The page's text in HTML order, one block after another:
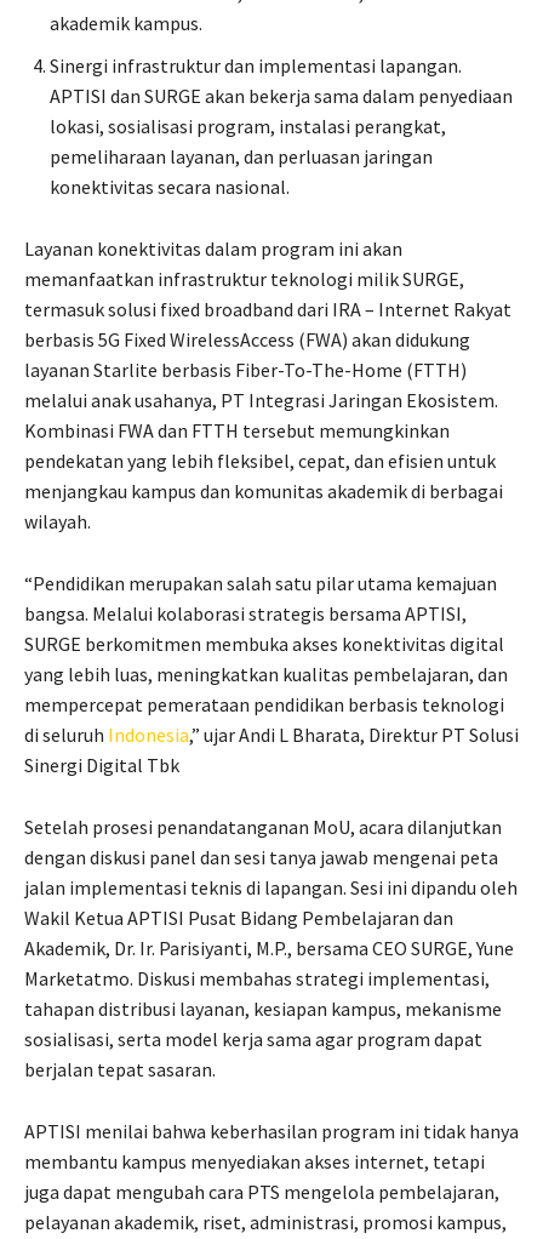
akademik kampus.
Sinergi infrastruktur dan implementasi lapangan.
APTISI dan SURGE akan bekerja sama dalam penyediaan
lokasi, sosialisasi program, instalasi perangkat,
pemeliharaan layanan, dan perluasan jaringan
konektivitas secara nasional.
Layanan konektivitas dalam program ini akan
memanfaatkan infrastruktur teknologi milik SURGE,
termasuk solusi fixed broadband dari IRA – Internet Rakyat
berbasis 5G Fixed WirelessAccess (FWA) akan didukung
layanan Starlite berbasis Fiber-To-The-Home (FTTH)
melalui anak usahanya, PT Integrasi Jaringan Ekosistem.
Kombinasi FWA dan FTTH tersebut memungkinkan
pendekatan yang lebih fleksibel, cepat, dan efisien untuk
menjangkau kampus dan komunitas akademik di berbagai
wilayah.
“Pendidikan merupakan salah satu pilar utama kemajuan
bangsa. Melalui kolaborasi strategis bersama APTISI,
SURGE berkomitmen membuka akses konektivitas digital
yang lebih luas, meningkatkan kualitas pembelajaran, dan
mempercepat pemerataan pendidikan berbasis teknologi
di seluruh Indonesia,” ujar Andi L Bharata, Direktur PT Solusi
Sinergi Digital Tbk
Setelah prosesi penandatanganan MoU, acara dilanjutkan
dengan diskusi panel dan sesi tanya jawab mengenai peta
jalan implementasi teknis di lapangan. Sesi ini dipandu oleh
Wakil Ketua APTISI Pusat Bidang Pembelajaran dan
Akademik, Dr. Ir. Parisiyanti, M.P., bersama CEO SURGE, Yune
Marketatmo. Diskusi membahas strategi implementasi,
tahapan distribusi layanan, kesiapan kampus, mekanisme
sosialisasi, serta model kerja sama agar program dapat
berjalan tepat sasaran.
APTISI menilai bahwa keberhasilan program ini tidak hanya
membantu kampus menyediakan akses internet, tetapi
juga dapat mengubah cara PTS mengelola pembelajaran,
pelayanan akademik, riset, administrasi, promosi kampus,